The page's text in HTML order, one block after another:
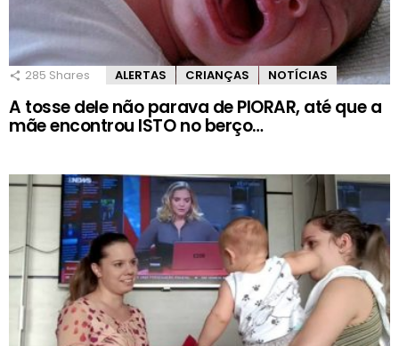
285 Shares ALERTAS CRIANÇAS NOTÍCIAS
A tosse dele não parava de PIORAR, até que a
mãe encontrou ISTO no berço…